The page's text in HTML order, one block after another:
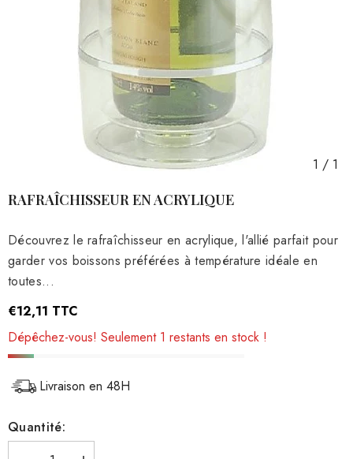
1 / 1
RAFRAÎCHISSEUR EN ACRYLIQUE
Découvrez le rafraîchisseur en acrylique, l'allié parfait pour
garder vos boissons préférées à température idéale en
toutes...
€12,11 TTC
Dépêchez-vous! Seulement 1 restants en stock !
Livraison en 48H
Quantité: